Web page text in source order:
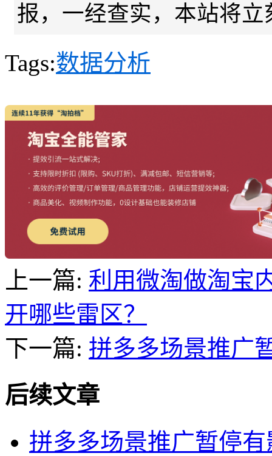
报，一经查实，本站将立
Tags:数据分析
上一篇: 利用微淘做淘宝
开哪些雷区？
下一篇: 拼多多场景推广
后续文章
拼多多场景推广暂停